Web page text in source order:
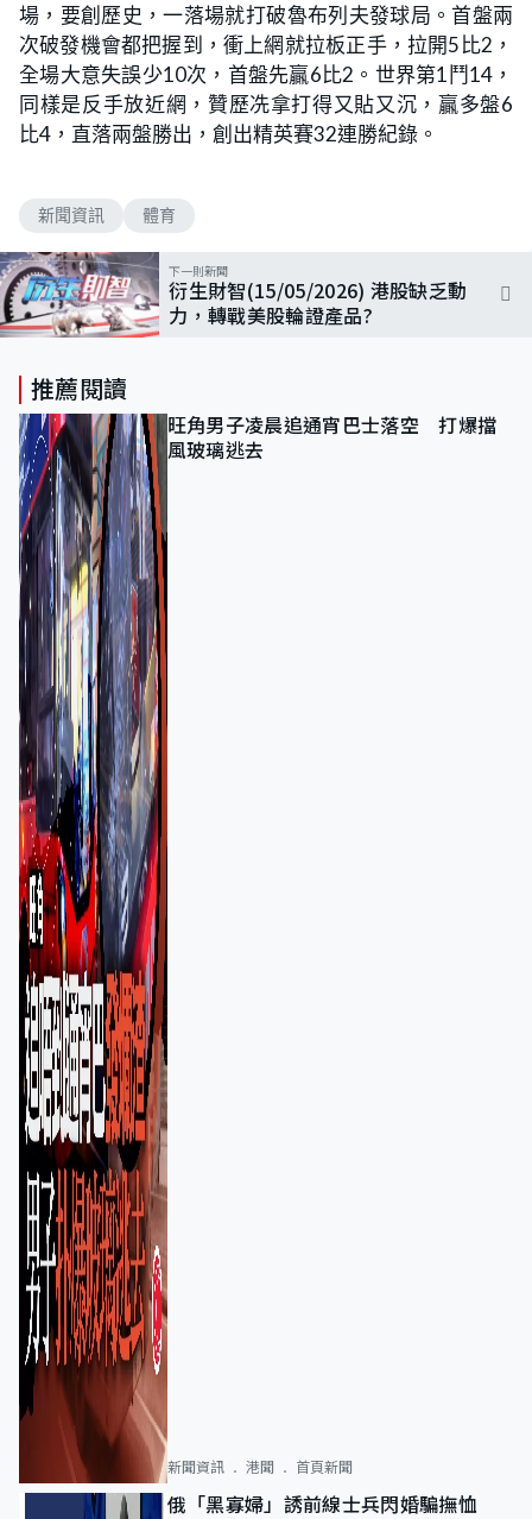
場，要創歷史，一落場就打破魯布列夫發球局。首盤兩
次破發機會都把握到，衝上網就拉板正手，拉開5比2，
全場大意失誤少10次，首盤先贏6比2。世界第1鬥14，
同樣是反手放近網，贊歷冼拿打得又貼又沉，贏多盤6
比4，直落兩盤勝出，創出精英賽32連勝紀錄。
新聞資訊 體育
下一則新聞
衍生財智(15/05/2026) 港股缺乏動
力，轉戰美股輪證產品?
推薦閱讀
旺角男子凌晨追通宵巴士落空 打爆擋
風玻璃逃去
新聞資訊 港聞 首頁新聞
俄「黑寡婦」誘前線士兵閃婚騙撫恤